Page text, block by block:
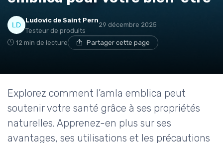
Ludovic de Saint Pern
Testeur de produits
29 décembre 2025
12 min de lecture Partager cette page
Explorez comment l’amla emblica peut
soutenir votre santé grâce à ses propriétés
naturelles. Apprenez-en plus sur ses
avantages, ses utilisations et les précautions